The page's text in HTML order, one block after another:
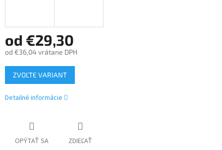
od €29,30
od €36,04 vrátane DPH
Jednotková
cena:
ZVOĽTE VARIANT
Detailné informácie
OPÝTAŤ SA ZDIEĽAŤ